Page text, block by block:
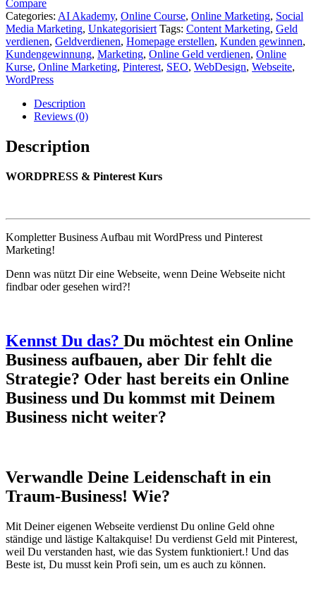
Compare
Categories: AI Akademy, Online Course, Online Marketing, Social
Media Marketing, Unkategorisiert Tags: Content Marketing, Geld
verdienen, Geldverdienen, Homepage erstellen, Kunden gewinnen,
Kundengewinnung, Marketing, Online Geld verdienen, Online
Kurse, Online Marketing, Pinterest, SEO, WebDesign, Webseite,
WordPress
Description
Reviews (0)
Description
WORDPRESS & Pinterest Kurs
Kompletter Business Aufbau mit WordPress und Pinterest
Marketing!
Denn was nützt Dir eine Webseite, wenn Deine Webseite nicht
findbar oder gesehen wird?!
Kennst Du das? Du möchtest ein Online
Business aufbauen, aber Dir fehlt die
Strategie? Oder hast bereits ein Online
Business und Du kommst mit Deinem
Business nicht weiter?
Verwandle Deine Leidenschaft in ein
Traum-Business! Wie?
Mit Deiner eigenen Webseite verdienst Du online Geld ohne
ständige und lästige Kaltakquise! Du verdienst Geld mit Pinterest,
weil Du verstanden hast, wie das System funktioniert.! Und das
Beste ist, Du musst kein Profi sein, um es auch zu können.